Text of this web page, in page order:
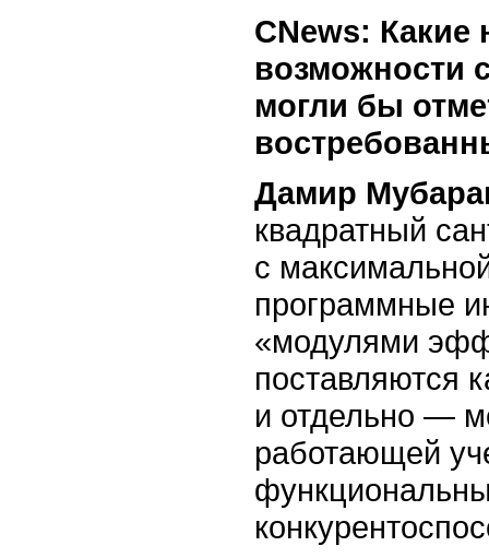
CNews:
возможности
могли бы
Дамир
квадратный
с
программные
«модулями
поставляются
и отдельно —
работающей